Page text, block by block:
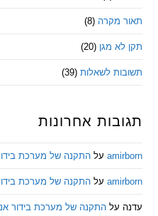
(8)
מגן (20)
לשאלות (39)
אחרונות
עלהתקנה של מערכת בידור אנדרויד
עלהתקנה של מערכת בידור אנדרויד
התקנה של מערכת בידור אנדרויד